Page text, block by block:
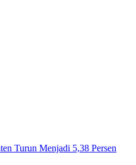
Turun Menjadi 5,38 Persen